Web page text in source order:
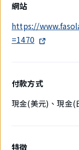
網站
https://
=1470
付款方式
現金(美元)、現金(
特徵